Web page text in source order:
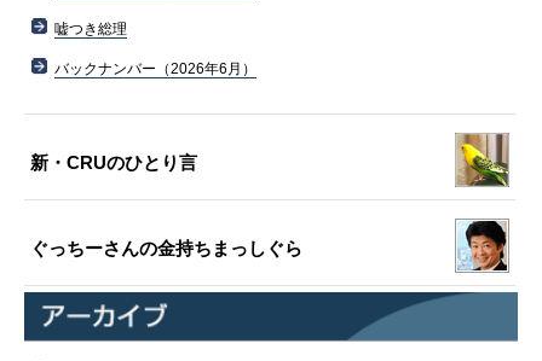
嘘つき総理
バックナンバー（2026年6月）
新・CRUのひとり言
ぐっちーさんの金持ちまっしぐら